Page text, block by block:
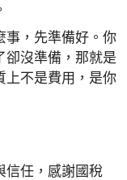
事，先準備好。你
卻沒準備，那就是
上不是費用，是你
信任，感謝國稅